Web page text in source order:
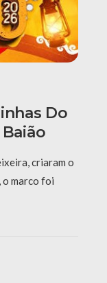
Do
criaram o
o marco foi